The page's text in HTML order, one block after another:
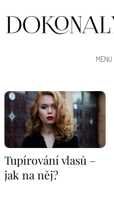
MENU
Tupírování vlasů –
jak na něj?